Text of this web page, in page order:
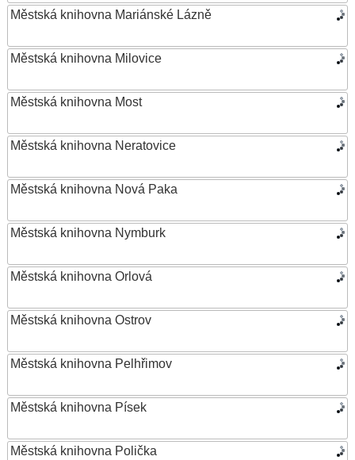
Městská knihovna Mariánské Lázně
Městská knihovna Milovice
Městská knihovna Most
Městská knihovna Neratovice
Městská knihovna Nová Paka
Městská knihovna Nymburk
Městská knihovna Orlová
Městská knihovna Ostrov
Městská knihovna Pelhřimov
Městská knihovna Písek
Městská knihovna Polička